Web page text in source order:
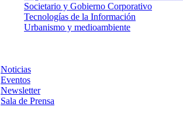
Societario y Gobierno Corporativo
Tecnologías de la Información
Urbanismo y medioambiente
Noticias
Eventos
Newsletter
Sala de Prensa